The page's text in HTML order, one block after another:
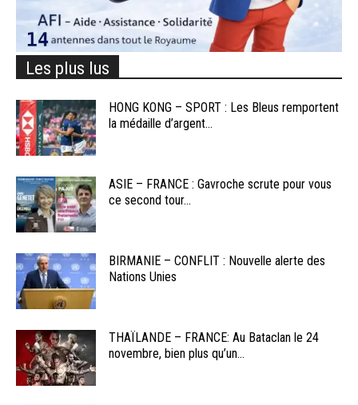
Les plus lus
HONG KONG – SPORT : Les Bleus remportent
la médaille d’argent...
ASIE – FRANCE : Gavroche scrute pour vous
ce second tour...
BIRMANIE – CONFLIT : Nouvelle alerte des
Nations Unies
THAÏLANDE – FRANCE: Au Bataclan le 24
novembre, bien plus qu’un...